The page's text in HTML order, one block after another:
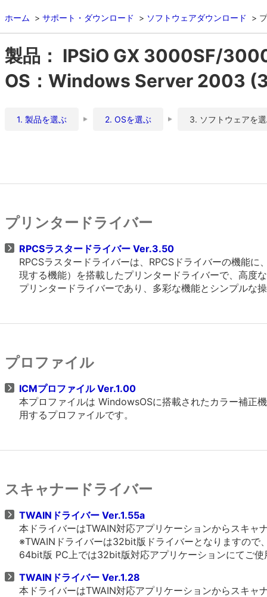
ホーム サポート・ダウンロード ソフトウェアダウンロード
製品： IPSiO GX 3000SF/
OS：Windows Server 2003
1. 製品を選ぶ 2. OSを選ぶ 3. ソフトウェアを
プリンタードライバー
RPCSラスタードライバー Ver.3.50
RPCSラスタードライバーは、RPCSドライバーの機能
現する機能）を搭載したプリンタードライバーで、高
プリンタードライバーであり、多彩な機能とシンプルな
プロファイル
ICMプロファイル Ver.1.00
本プロファイルは WindowsOSに搭載されたカラー補正
用するプロファイルです。
スキャナードライバー
TWAINドライバー Ver.1.55a
本ドライバーはTWAIN対応アプリケーションからスキ
※TWAINドライバーは32bit版ドライバーとなりますの
64bit版 PC上では32bit版対応アプリケーションにてご使
TWAINドライバー Ver.1.28
本ドライバーはTWAIN対応アプリケーションからスキ